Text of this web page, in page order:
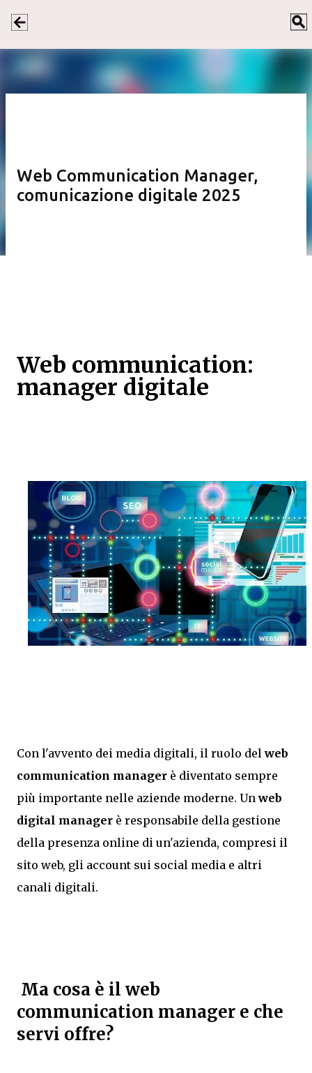
Web Communication Manager,
comunicazione digitale 2025
Web communication:
manager digitale
Con l'avvento dei media digitali, il ruolo delweb
communication manager è diventato sempre
più importante nelle aziende moderne. Unweb
digital manager è responsabile della gestione
della presenza online di un'azienda, compresi il
sito web, gli account sui social media e altri
canali digitali.
Ma cosa è il web
communication manager e che
servi offre?